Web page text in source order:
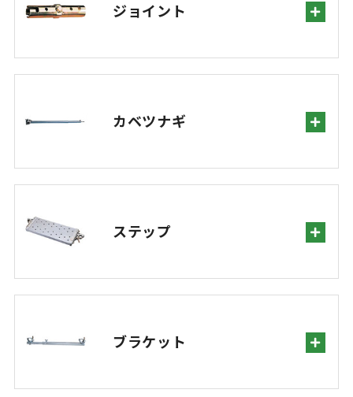
ジョイント
カベツナギ
ステップ
ブラケット